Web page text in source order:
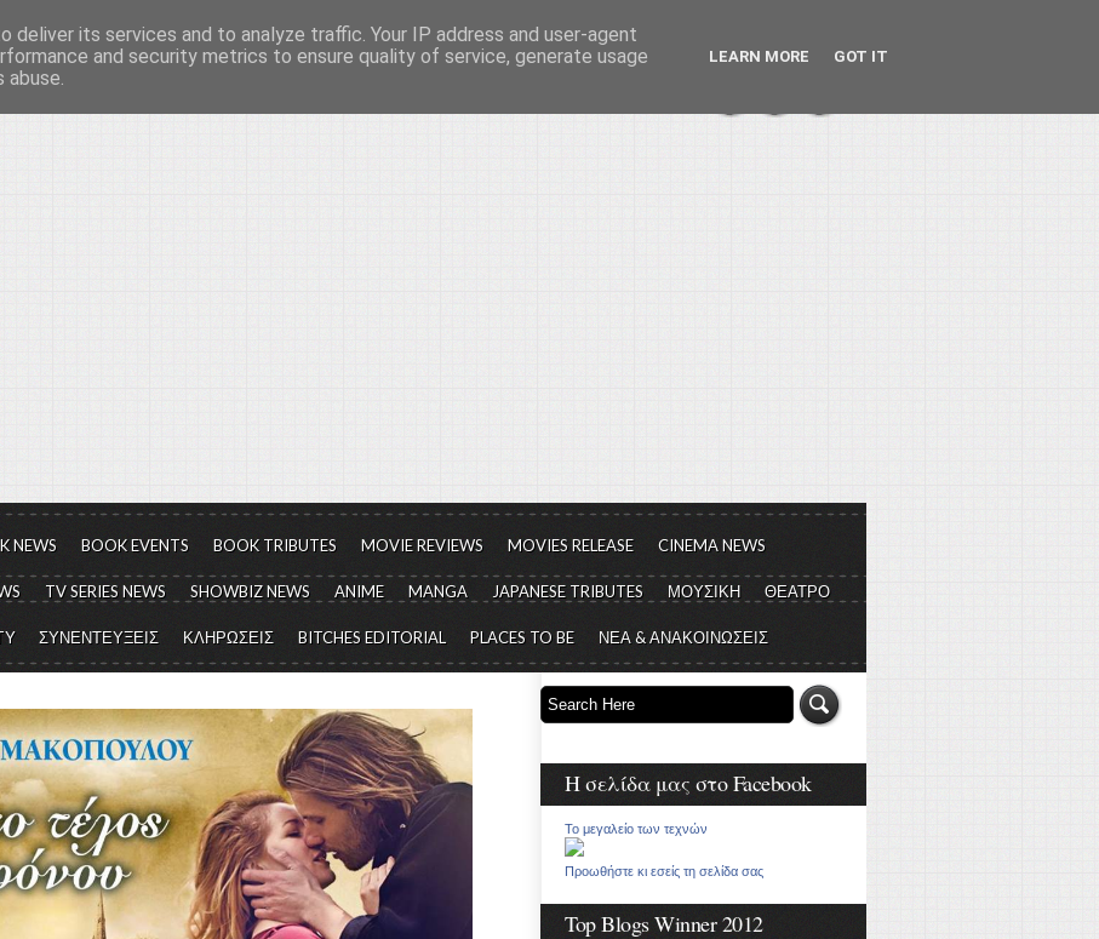
τον πολιτισμό, σε κάθε του μορφή και έκταση...
NEWS BOOK EVENTS BOOK TRIBUTES MOVIE REVIEWS MOVIES RELEASE CINEMA NEWS
TV SERIES NEWS SHOWBIZ NEWS ANIME MANGA JAPANESE TRIBUTES ΜΟΥΣΙΚΗ ΘΕΑΤΡΟ
ΣΥΝΕΝΤΕΥΞΕΙΣ ΚΛΗΡΩΣΕΙΣ BITCHES EDITORIAL PLACES TO BE ΝΕΑ & ΑΝΑΚΟΙΝΩΣΕΙΣ
Η σελίδα μας στο Facebook
Το μεγαλείο των τεχνών
Προωθήστε κι εσείς τη σελίδα σας
Top Blogs Winner 2012
deliver its services and to analyze traffic. Your IP address and user-agent
and security metrics to ensure quality of service, generate usage
LEARN MORE GOT IT